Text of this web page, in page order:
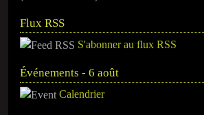
Flux RSS
S'abonner au flux RSS
Événements - 6 août
Calendrier